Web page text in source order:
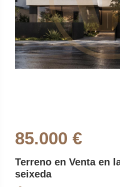
85.000 €
Terreno en Venta en
seixeda